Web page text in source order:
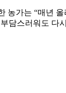
농가는 “매년
담스러워도